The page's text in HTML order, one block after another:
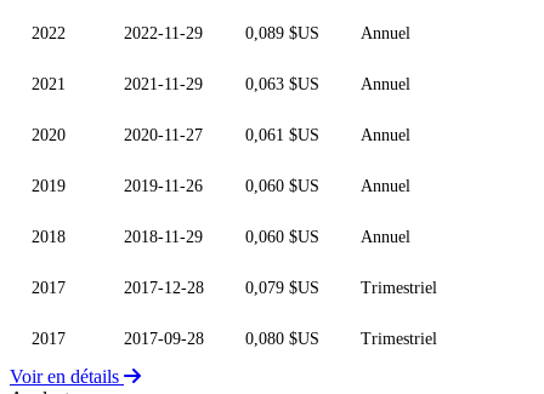
2022 2022-11-29 0,089 $US Annuel
2021 2021-11-29 0,063 $US Annuel
2020 2020-11-27 0,061 $US Annuel
2019 2019-11-26 0,060 $US Annuel
2018 2018-11-29 0,060 $US Annuel
2017 2017-12-28 0,079 $US Trimestriel
2017 2017-09-28 0,080 $US Trimestriel
Voir en détails